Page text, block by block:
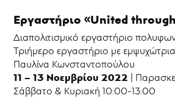
Εργαστήριο «United through
Διαπολιτισμικό εργαστήριο
Τριήμερο εργαστήριο με
Παυλίνα Κωνσταντοπούλου
11 – 13 Νοεμβρίου 2022 |
Σάββατο & Κυριακή 10:00-13:00